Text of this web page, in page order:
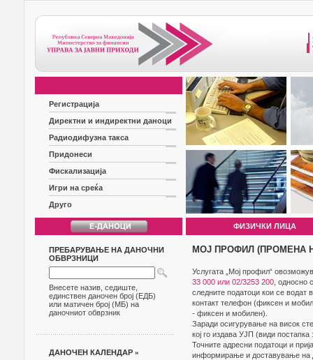
Регистрација
Директни и индиректни даноци
Радиодифузна такса
Придонеси
Фискализација
Игри на среќа
Друго
ФИЗИЧКИ ЛИЦА
ПРЕБАРУВАЊЕ НА ДАНОЧНИ
ОБВРЗНИЦИ
Внесете назив, седиште,
единствен даночен број (ЕДБ)
или матичен број (МБ) на
даночниот обврзник
ДАНОЧЕН КАЛЕНДАР »
МОЈ ПРОФИЛ (ПРОМЕНА
Услугата „Мој профил“
33 000 или 02/3253 200 ,
следните податоци кои се
контакт телефон (фиксен и
- фиксен и мобилен).
Заради осигурување на висок
кој го издава УЈП (види
Точните адресни податоци и
информирање и доставување на